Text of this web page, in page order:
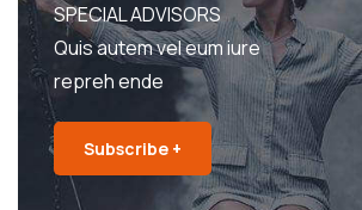
SPECIAL ADVISORS
Quis autem vel eum iure
repreh ende
Subscribe +